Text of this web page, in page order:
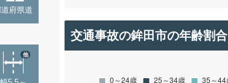
府県道
他
交通事故の鉾田市の年齢割合